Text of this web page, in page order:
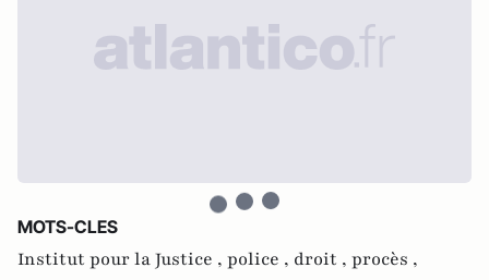
MOTS-CLES
Institut pour la Justice , police , droit , procès ,